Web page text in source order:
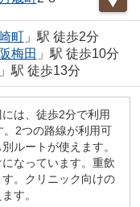
町」駅 徒歩2分
梅田 」駅 徒歩10分
」駅 徒歩13分
は、徒歩2分で利用
2つの路線が利用可
ルートが使えます。
なっています。重飲
。クリニック向けの
す。